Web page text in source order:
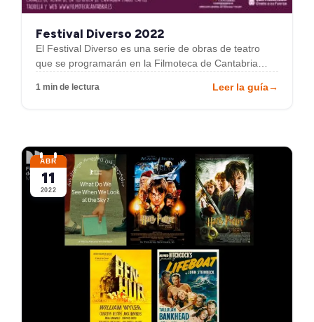
Festival Diverso 2022
El Festival Diverso es una serie de obras de teatro
que se programarán en la Filmoteca de Cantabria…
1 min de lectura Leer la guía→
ABR
11
2022